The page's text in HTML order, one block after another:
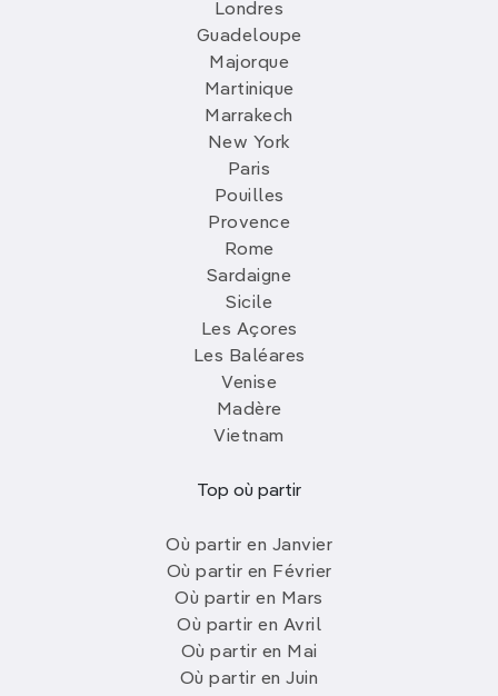
Londres
Guadeloupe
Majorque
Martinique
Marrakech
New York
Paris
Pouilles
Provence
Rome
Sardaigne
Sicile
Les Açores
Les Baléares
Venise
Madère
Vietnam
Top où partir
Où partir en Janvier
Où partir en Février
Où partir en Mars
Où partir en Avril
Où partir en Mai
Où partir en Juin